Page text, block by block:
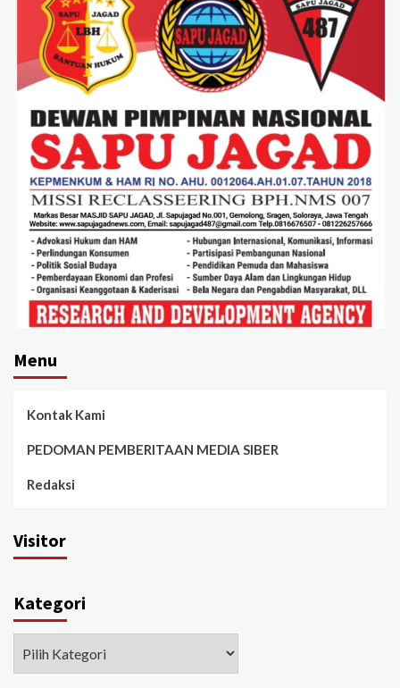
Menu
Kontak Kami
PEDOMAN PEMBERITAAN MEDIA SIBER
Redaksi
Visitor
Kategori